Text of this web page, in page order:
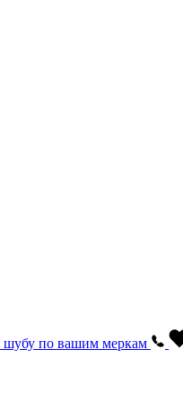
шубу по вашим меркам